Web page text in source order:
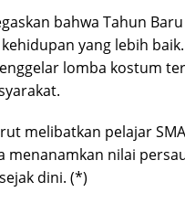
bahwa Tahun
yang lebih
lomba kostum
melibatkan pelajar
menanamkan nilai
dini. (*)